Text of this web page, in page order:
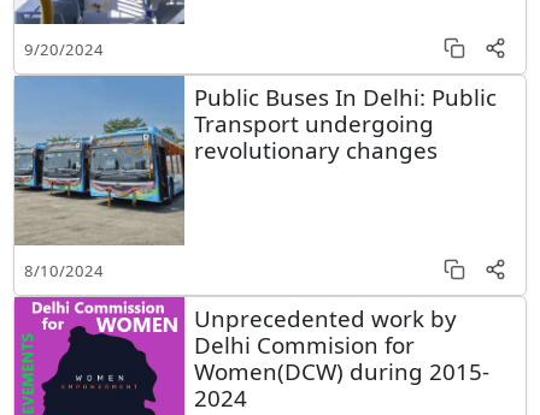
9/20/2024
Public Buses In Delhi: Public
Transport undergoing
revolutionary changes
8/10/2024
Unprecedented work by
Delhi Commision for
Women(DCW) during 2015-
2024